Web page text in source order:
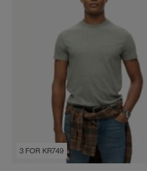
3 FOR KR749